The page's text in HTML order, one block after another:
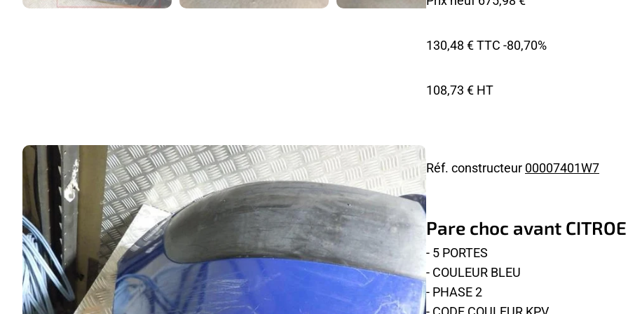
130,48 € TTC -80,70%
108,73 € HT
Réf. constructeur 00007401W7
Pare choc avant
- 5 PORTES
- COULEUR BLEU
- PHASE 2